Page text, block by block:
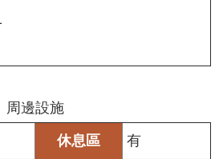
周邊設施
休息區 有